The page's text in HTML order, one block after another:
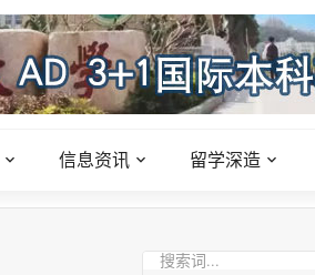
信息资讯 留学深造